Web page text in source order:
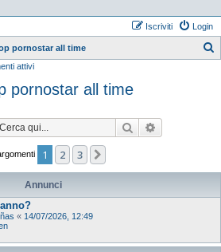
Login
Iscriviti
pornostar all time
attivi
pornostar all time
Cerca
1 2 3
Annunci
« 14/07/2026, 12:49